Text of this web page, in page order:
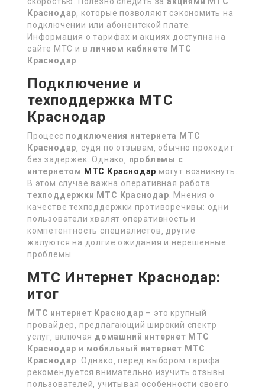
Краснодар ‚ которые позволяют сэкономить на
подключении или абонентской плате.
Информация о тарифах и акциях доступна на
сайте МТС и вличном кабинете МТС
Краснодар
Подключение и
техподдержка МТС
Краснодар
Процесс подключения интернета МТС
Краснодар ‚ судя по отзывам‚ обычно проходит
без задержек. Однако‚ проблемы с
интернетом МТС Краснодар могут возникнуть.
В этом случае важна оперативная работа
техподдержки МТС Краснодар . Мнения о
качестве техподдержки противоречивы: одни
пользователи хвалят оперативность и
компетентность специалистов‚ другие
жалуются на долгие ожидания и нерешенные
проблемы.
МТС Интернет Краснодар:
итог
МТС интернет Краснодар – это крупный
провайдер‚ предлагающий широкий спектр
услуг‚ включая домашний интернет МТС
Краснодар и мобильный интернет МТС
Краснодар . Однако‚ перед выбором тарифа
рекомендуется внимательно изучить отзывы
пользователей‚ учитывая особенности своего